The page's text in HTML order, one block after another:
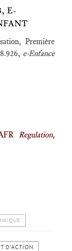
E-
Première
e-Enfance
Regulation,
D'ACTION